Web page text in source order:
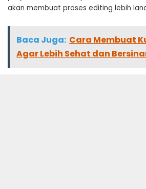
akan membuat proses editing lebih
Baca Juga: Cara Membuat
Agar Lebih Sehat dan